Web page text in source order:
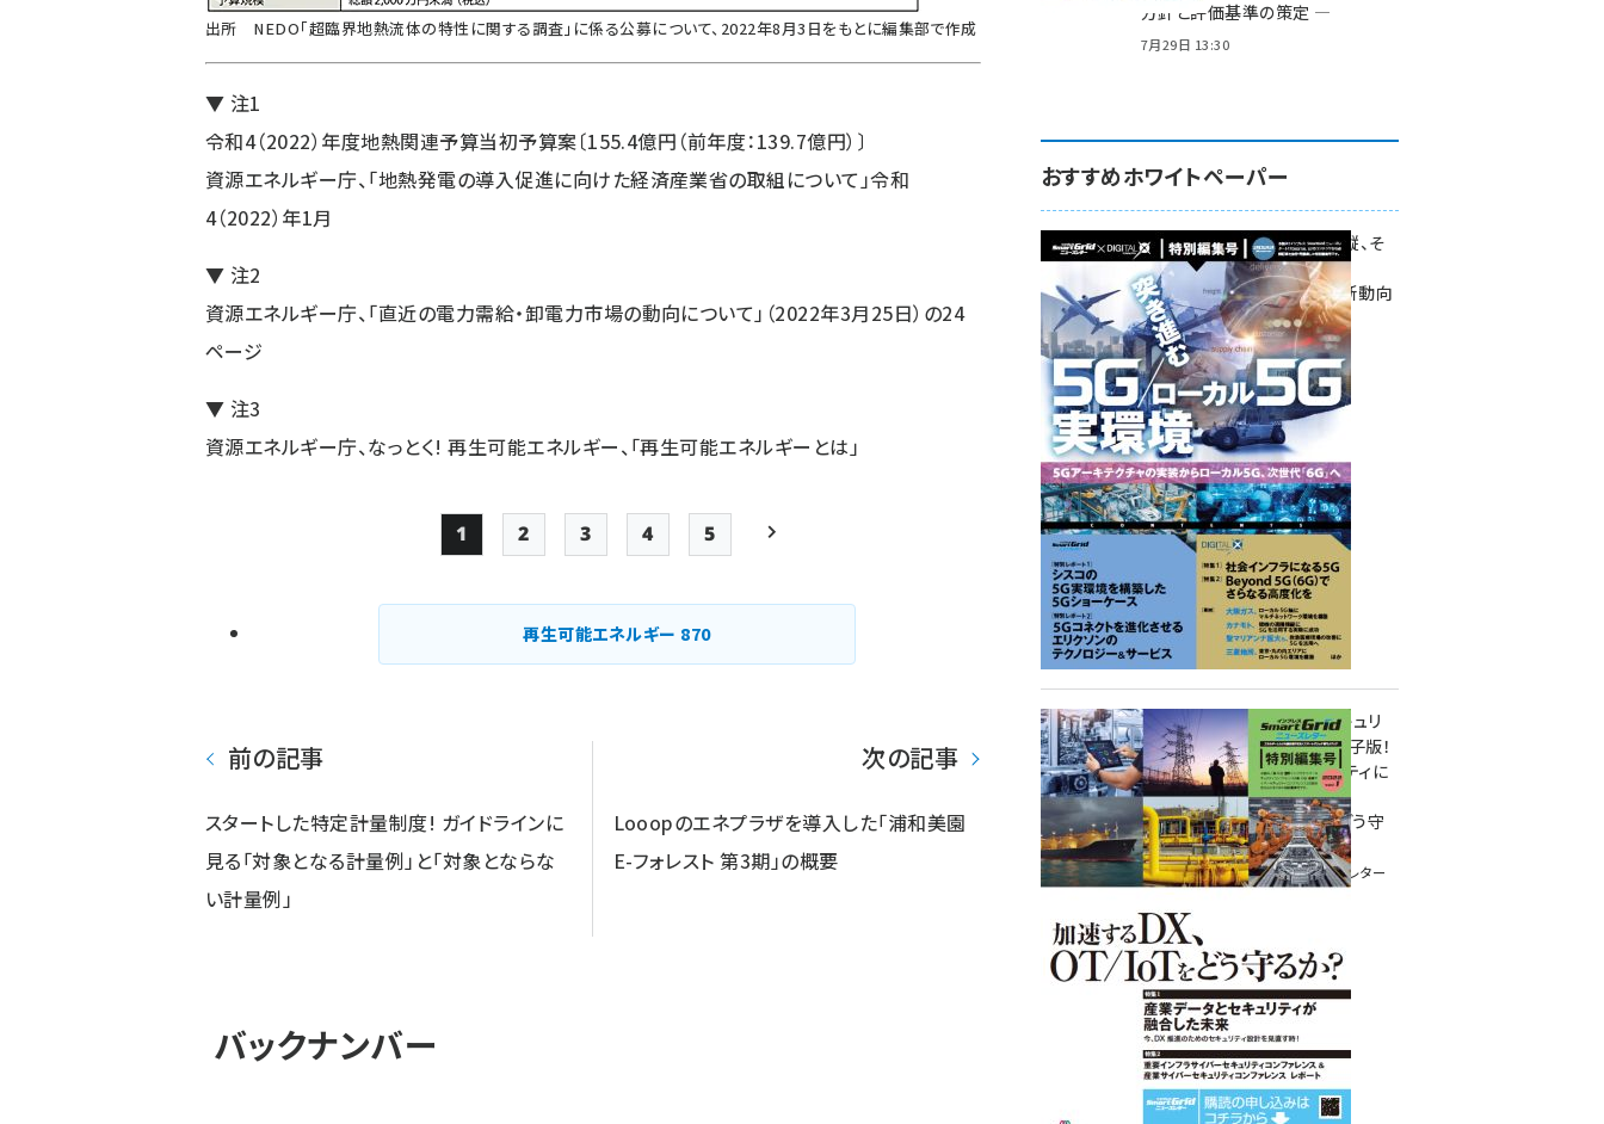
出所 NEDO「超臨界地熱流体の特性に関する調査 」に係る公募について、2022年8月3日をもとに編集部で作成
▼ 注1
令和4（2022）年度地熱関連予算当初予算案〔155.4億円（前年度：139.7億円）〕
資源エネルギー庁、「地熱発電の導入促進に向けた経済産業省の取組について」令和
4（2022）年1月
▼ 注2
資源エネルギー庁、「直近の電力需給・卸電力市場の動向について」（2022年3月25日）の24
ページ
▼ 注3
資源エネルギー庁、なっとく! 再生可能エネルギー、「再生可能エネルギーとは」
ペー
ジ
送
Page
1
Page
2
Page
3
Page
4
Page
5
再生可能エネルギー 870
前の記事
スタートした特定計量制度! ガイドラインに
見る「対象となる計量例」と「対象とならな
い計量例」
次の記事
Looopのエネプラザを導入した「浦和美園
E-フォレスト 第3期」の概要
バックナンバー
方針と評価基準の策定 ―
7月29日 13:30
おすすめホワイトペーパー
環境対策、建機の遠隔操縦、そ
して医療。
次世代通信規格「5G」最新動向
をこの1冊で学ぶ
SmartGrid ニューズレター ×
DIGITAL X 特別編集号 2022
Summer
重要インフラサイバーセキュリ
ティコンファレンス特別電子版！
― 産業サイバーセキュリティに
関わる全ての方へ！ ―
加速するDX、OT/IoTをどう守
るか？
インプレス SmartGridニューズレター